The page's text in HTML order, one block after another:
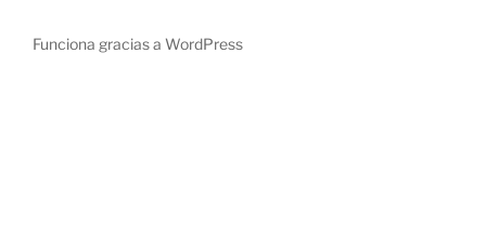
Funciona gracias a WordPress